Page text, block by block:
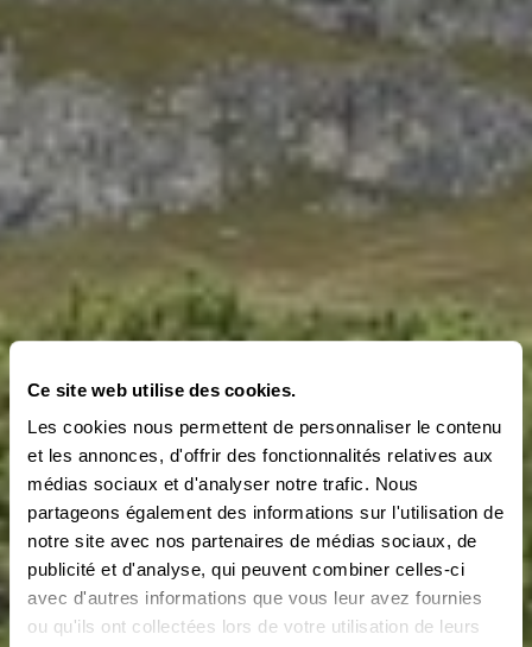
Ce site web utilise des cookies.
Les cookies nous permettent de personnaliser le contenu
et les annonces, d'offrir des fonctionnalités relatives aux
médias sociaux et d'analyser notre trafic. Nous
partageons également des informations sur l'utilisation de
notre site avec nos partenaires de médias sociaux, de
publicité et d'analyse, qui peuvent combiner celles-ci
avec d'autres informations que vous leur avez fournies
ou qu'ils ont collectées lors de votre utilisation de leurs
REPORTAGES SUR LA RANDONNÉE ABO
Nuances de vert